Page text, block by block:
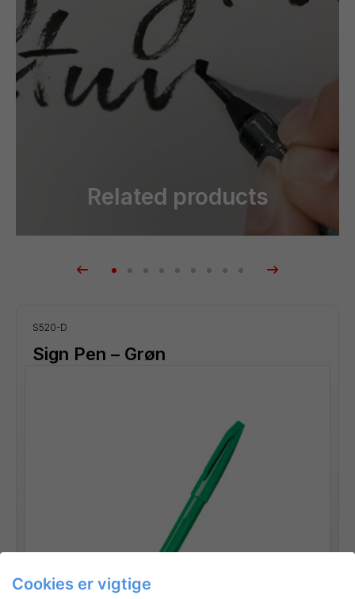
Related products
S520-D
Sign Pen – Grøn
Cookies er vigtige